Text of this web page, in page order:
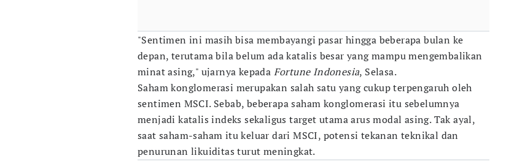
"Sentimen ini masih bisa membayangi pasar hingga beberapa bulan ke
depan, terutama bila belum ada katalis besar yang mampu mengembalikan
minat asing," ujarnya kepada Fortune Indonesia, Selasa.
Saham konglomerasi merupakan salah satu yang cukup terpengaruh oleh
sentimen MSCI. Sebab, beberapa saham konglomerasi itu sebelumnya
menjadi katalis indeks sekaligus target utama arus modal asing. Tak ayal,
saat saham-saham itu keluar dari MSCI, potensi tekanan teknikal dan
penurunan likuiditas turut meningkat.